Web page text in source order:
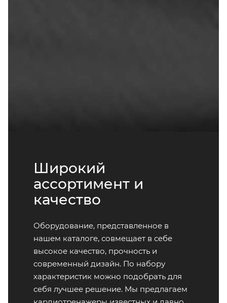
Широкий
ассортимент и
качество
Оборудование, представленное в
нашем каталоге, совмещает в себе
высокое качество, прочность и
современный дизайн. По набору
характеристик можно подобрать для
себя лучшее решение. Мы предлагаем